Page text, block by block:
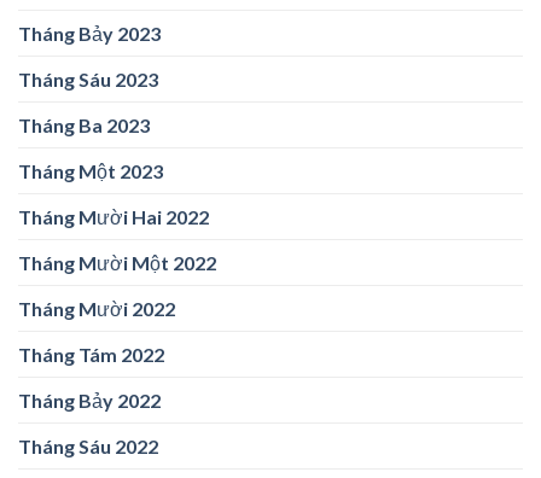
Tháng Bảy 2023
Tháng Sáu 2023
Tháng Ba 2023
Tháng Một 2023
Tháng Mười Hai 2022
Tháng Mười Một 2022
Tháng Mười 2022
Tháng Tám 2022
Tháng Bảy 2022
Tháng Sáu 2022